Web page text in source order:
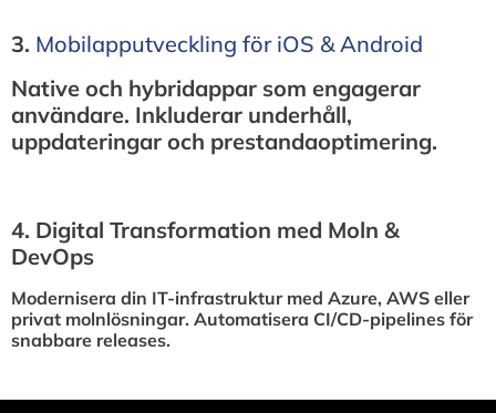
3.⁠ ⁠Mobilapputveckling för iOS & Android
Native och hybridappar som engagerar
användare. Inkluderar underhåll,
uppdateringar och prestandaoptimering.
4.⁠ ⁠Digital Transformation med Moln &
DevOps
Modernisera din IT-infrastruktur med Azure, AWS eller
privat molnlösningar. Automatisera CI/CD-pipelines för
snabbare releases.